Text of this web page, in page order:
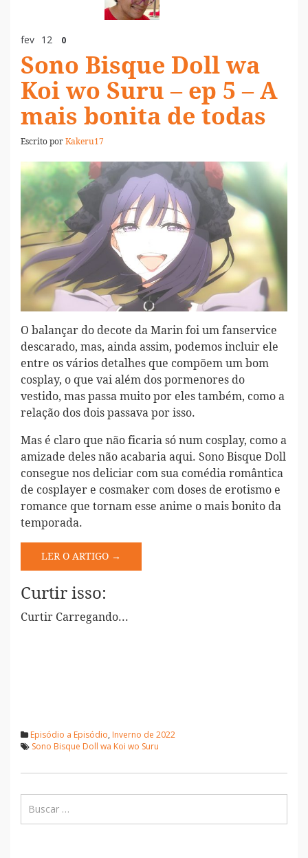
fev 12 0
Sono Bisque Doll wa
Koi wo Suru – ep 5 – A
mais bonita de todas
Escrito porKakeru17
O balançar do decote da Marin foi um fanservice
descarado, mas, ainda assim, podemos incluir ele
entre os vários detalhes que compõem um bom
cosplay, o que vai além dos pormenores do
vestido, mas passa muito por eles também, como a
relação dos dois passava por isso.
Mas é claro que não ficaria só num cosplay, como a
amizade deles não acabaria aqui. Sono Bisque Doll
consegue nos deliciar com sua comédia romântica
de cosplayer e cosmaker com doses de erotismo e
romance que tornam esse anime o mais bonito da
temporada.
LER O ARTIGO →
Curtir isso:
Curtir Carregando...
Episódio a Episódio, Inverno de 2022
Sono Bisque Doll wa Koi wo Suru